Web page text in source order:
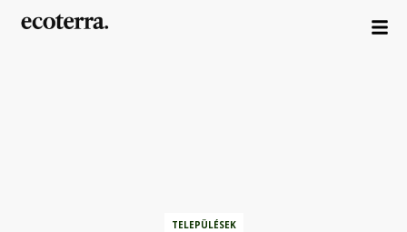
TELEPÜLÉSEK